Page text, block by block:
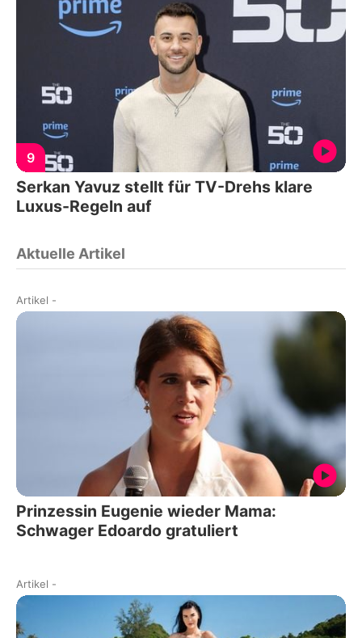
9
Serkan Yavuz stellt für TV-Drehs klare
Luxus-Regeln auf
Aktuelle Artikel
Artikel -
Prinzessin Eugenie wieder Mama:
Schwager Edoardo gratuliert
Artikel -